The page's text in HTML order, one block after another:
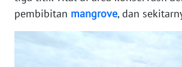
pembibitan mangrove, dan